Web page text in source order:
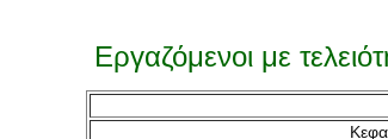
Εργαζόμενοι με